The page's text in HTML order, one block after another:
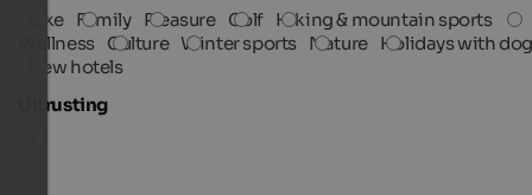
Bike Family Pleasure Golf Hiking & mountain sports
Wellness Culture Winter sports Nature Holidays with
New hotels
Uitrusting